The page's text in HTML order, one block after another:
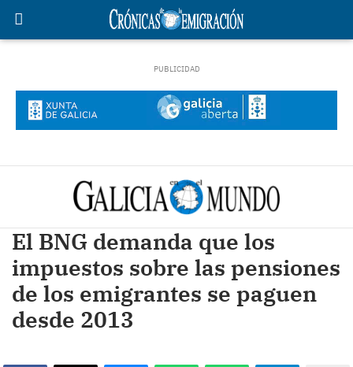
El BNG demanda que los
impuestos sobre las pensiones
de los emigrantes se paguen
desde 2013